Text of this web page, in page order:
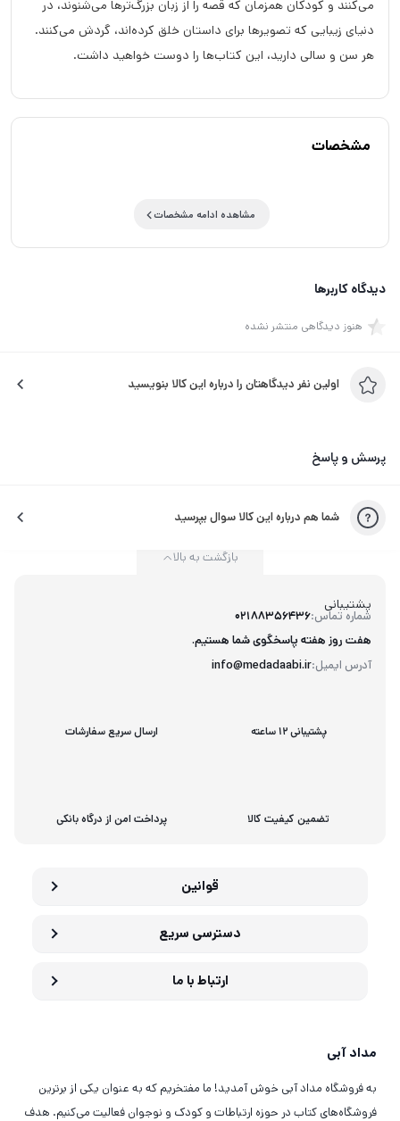
می‌کنند و کودکان همزمان که قصه را از زبان بزرگ‌ترها می‌شنوند، در
دنیای زیبایی که تصویر‌ها برای داستان خلق کرده‌اند، گردش می‌کنند.
هر سن و سالی دارید، این کتاب‌ها را دوست خواهید داشت.
مشخصات
مشاهده ادامه مشخصات
دیدگاه کاربرها
هنوز دیدگاهی منتشر نشده
اولین نفر دیدگاهتان را درباره این کالا بنویسید
پرسش و پاسخ
شما هم درباره این کالا سوال بپرسید
پشتیبانی
شماره تماس:02188356436
آدرس ایمیل:info@medadaabi.ir
هفت روز هفته پاسخگوی شما هستیم.
بازگشت به بالا
پشتیبانی 12 ساعته ارسال سریع سفارشات
تضمین کیفیت کالا پرداخت امن از درگاه بانکی
قوانین
دسترسی سریع
ارتباط با ما
مداد آبی
به فروشگاه مداد آبی خوش آمدید! ما مفتخریم که به عنوان یکی از برترین
فروشگاه‌های کتاب در حوزه ارتباطات و کودک و نوجوان فعالیت می‌کنیم. هدف